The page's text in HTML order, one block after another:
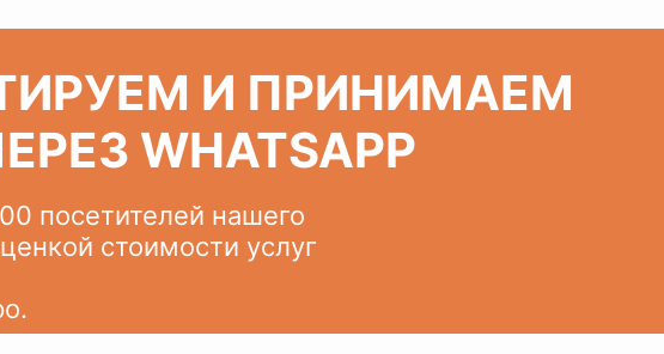
И ПРИНИМАЕМ
WHATSAPP
посетителей нашего
стоимости услуг